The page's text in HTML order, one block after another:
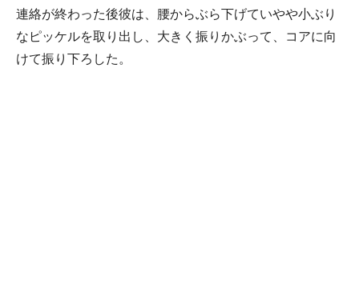
連絡が終わった後彼は、腰からぶら下げていやや小ぶり
なピッケルを取り出し、大きく振りかぶって、コアに向
けて振り下ろした。